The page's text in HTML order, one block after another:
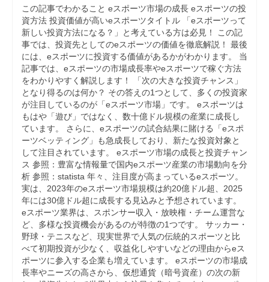
この記事でわかること eスポーツ市場の成長 eスポーツの投
資方法 投資価値が高いeスポーツタイトル 「eスポーツって
新しい投資方法になる？」と考えている方は必見！ この記
事では、投資先としてのeスポーツの価値を徹底解説！ 最後
には、eスポーツに投資する価値があるかがわかります。 当
記事では、eスポーツの市場成長率やeスポーツで稼ぐ方法
をわかりやすく解説します！ 「次の大きな投資チャンス」
となり得るのは何か？ その答えの1つとして、多くの投資家
が注目しているのが「eスポーツ市場」です。 eスポーツは
もはや「遊び」ではなく、数十億ドル規模の産業に成長し
ています。 さらに、eスポーツの試合結果に賭ける「eスポ
ーツベッティング」も急成長しており、新たな投資対象と
して注目されています。 eスポーツ市場の成長と投資チャン
ス 参照：豊富な情報量で国内eスポーツ産業の市場動向を分
析 参照：statista 年々、注目度が高まっているeスポーツ。
実は、2023年のeスポーツ市場規模は約20億ドル超、2025
年には30億ドル超に成長する見込みと予想されています。
eスポーツ業界は、スポンサー収入・放映権・チーム運営な
ど、多様な投資機会があるのが特徴の1つです。 サッカー・
野球・テニスなど、現実世界で人気の伝統的スポーツと比
べて初期投資が少なく、収益化しやすいなどの理由からeス
ポーツに参入する企業も増えています。 eスポーツの市場成
長率やニーズの高さから、仮想通貨（暗号資産）の次の新